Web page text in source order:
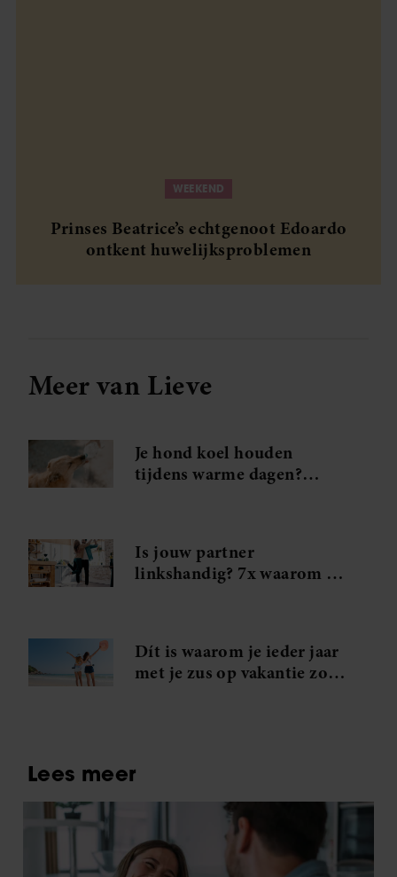
WEEKEND
Prinses Beatrice’s echtgenoot Edoardo
ontkent huwelijksproblemen
Meer van Lieve
Je hond koel houden
tijdens warme dagen?
Is jouw partner
linkshandig? 7x waarom je
Dít is waarom je ieder jaar
met je zus op vakantie zou